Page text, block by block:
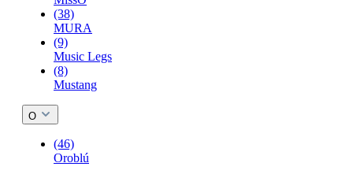
(38)
MURA
(9)
Music Legs
(8)
Mustang
O
(46)
Oroblú